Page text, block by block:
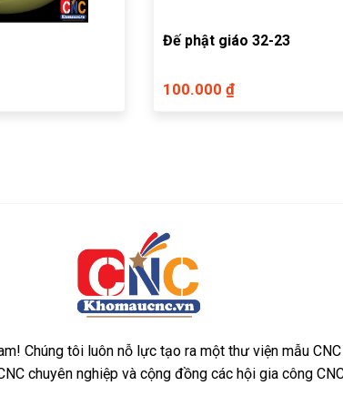
Đế phật giáo 32-23
100.000 ₫
Chúng tôi luôn nỗ lực tạo ra một thư viện mẫu
chuyên nghiệp và cộng đồng các hội gia công